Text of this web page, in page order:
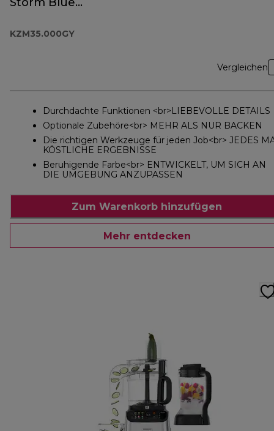
Storm Blue
KZM35.000GY
Vergleichen
Durchdachte Funktionen <br>LIEBEVOLLE DETAILS
Optionale Zubehöre<br> MEHR ALS NUR BACKEN
Die richtigen Werkzeuge für jeden Job<br> JEDES
KÖSTLICHE ERGEBNISSE
Beruhigende Farbe<br> ENTWICKELT, UM SICH AN
DIE UMGEBUNG ANZUPASSEN
Zum Warenkorb hinzufügen
Mehr entdecken